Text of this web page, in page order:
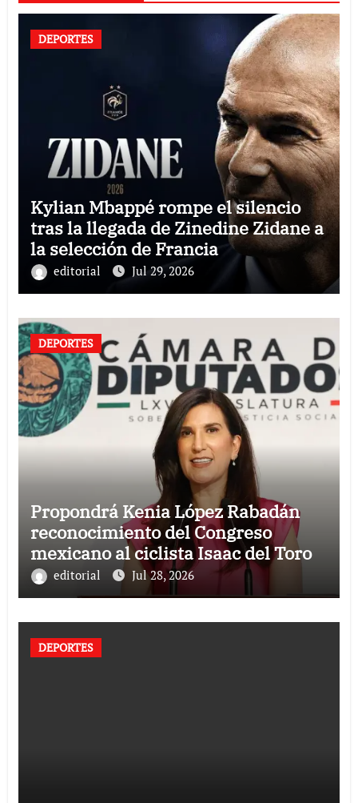
DEPORTES
Kylian Mbappé rompe el silencio
tras la llegada de Zinedine Zidane a
la selección de Francia
editorial Jul 29, 2026
DEPORTES
Propondrá Kenia López Rabadán
reconocimiento del Congreso
mexicano al ciclista Isaac del Toro
editorial Jul 28, 2026
DEPORTES